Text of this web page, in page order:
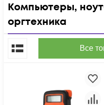
Компьютеры,
оргтехника
Все
По популярности